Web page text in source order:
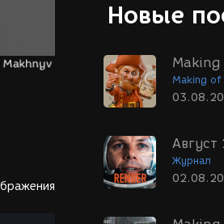
Новые
Making
Making of
Август
Журнал